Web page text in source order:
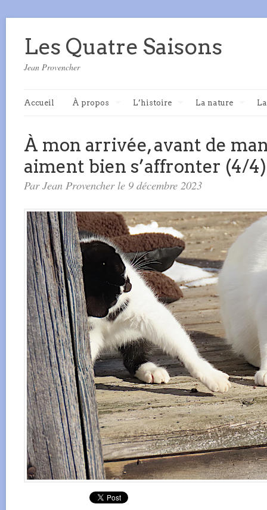
Les Quatre Saisons
Jean Provencher
Accueil À propos L’histoire La nature
À mon arrivée, avant de
aiment bien s’affronter (4/
Par Jean Provencher le 9 décembre 2023